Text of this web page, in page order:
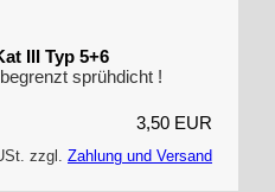
III Typ 5+6
sprühdicht !
3,50 EUR
zzgl. Zahlung und Versand